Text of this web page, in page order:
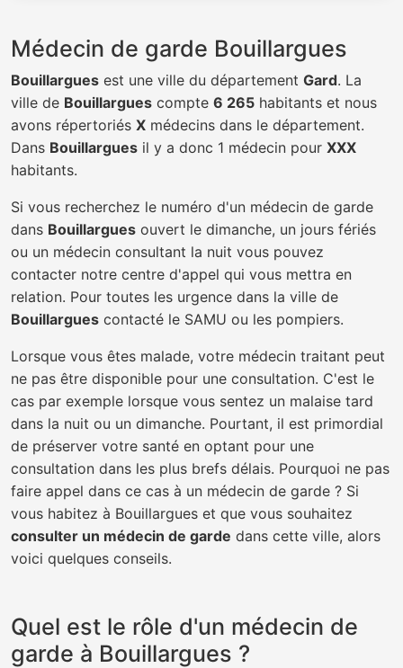
Médecin de garde Bouillargues
Bouillargues est une ville du département Gard. La
ville de Bouillargues compte 6 265 habitants et nous
avons répertoriés X médecins dans le département.
Dans Bouillargues il y a donc 1 médecin pour XXX
habitants.
Si vous recherchez le numéro d'un médecin de garde
dans Bouillargues ouvert le dimanche, un jours fériés
ou un médecin consultant la nuit vous pouvez
contacter notre centre d'appel qui vous mettra en
relation. Pour toutes les urgence dans la ville de
Bouillargues contacté le SAMU ou les pompiers.
Lorsque vous êtes malade, votre médecin traitant peut
ne pas être disponible pour une consultation. C'est le
cas par exemple lorsque vous sentez un malaise tard
dans la nuit ou un dimanche. Pourtant, il est primordial
de préserver votre santé en optant pour une
consultation dans les plus brefs délais. Pourquoi ne pas
faire appel dans ce cas à un médecin de garde ? Si
vous habitez à Bouillargues et que vous souhaitez
consulter un médecin de garde dans cette ville, alors
voici quelques conseils.
Quel est le rôle d'un médecin de
garde à Bouillargues ?